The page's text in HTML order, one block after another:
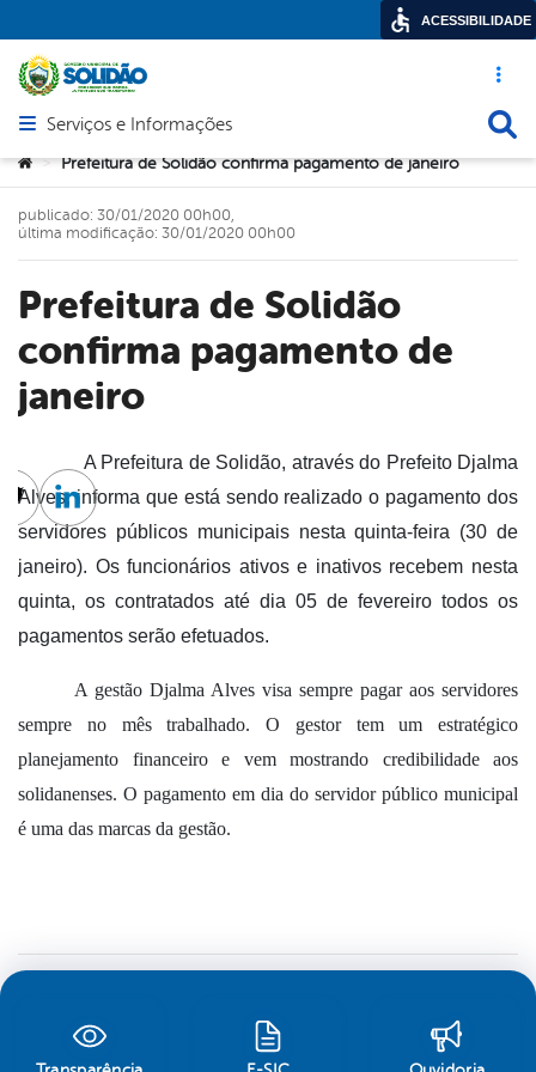
Acesso
Abrir menu principal de navegação
Serviços e Informações
Você está aqui:
> Prefeitura de Solidão confirma pagamento de janeiro
Prefeitura de Solidão
confirma pagamento de
janeiro
publicado: 30/01/2020 00h00,
última modificação: 30/01/2020 00h00
A Prefeitura de Solidão, através do Prefeito Djalma
Alves, informa que está sendo realizado o pagamento dos
servidores públicos municipais nesta quinta-feira (30 de
janeiro). Os funcionários ativos e inativos recebem nesta
quinta, os contratados até dia 05 de fevereiro todos os
pagamentos serão efetuados.
A gestão Djalma Alves visa sempre pagar aos servidores
sempre no mês trabalhado. O gestor tem um estratégico
planejamento financeiro e vem mostrando credibilidade aos
solidanenses. O pagamento em dia do servidor público municipal
é uma das marcas da gestão.
Twitter
Linkedin
ACESSIBILIDADE